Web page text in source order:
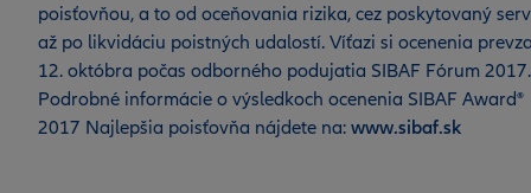
poisťovňou, a to od oceňovania rizika, cez poskytovaný
až po likvidáciu poistných udalostí. Víťazi si ocenenia
12. októbra počas odborného podujatia SIBAF Fórum 2017.
Podrobné informácie o výsledkoch ocenenia SIBAF Award®
2017 Najlepšia poisťovňa nájdete na: www.sibaf.sk